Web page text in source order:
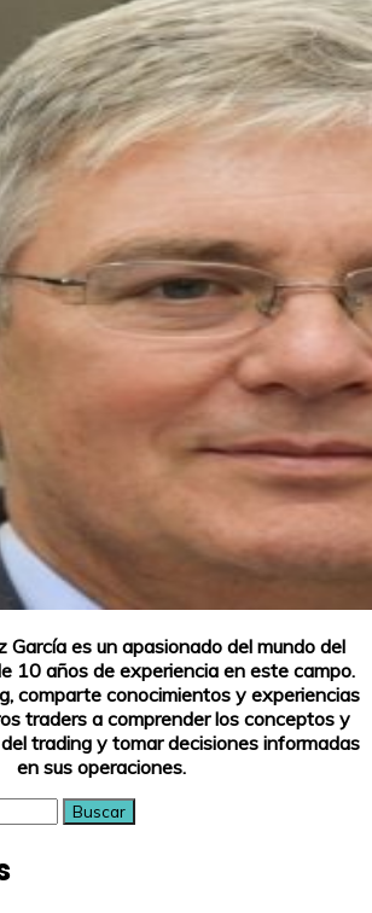
García es un apasionado del mundo del
10 años de experiencia en este campo.
comparte conocimientos y experiencias
traders a comprender los conceptos y
trading y tomar decisiones informadas
en sus operaciones.